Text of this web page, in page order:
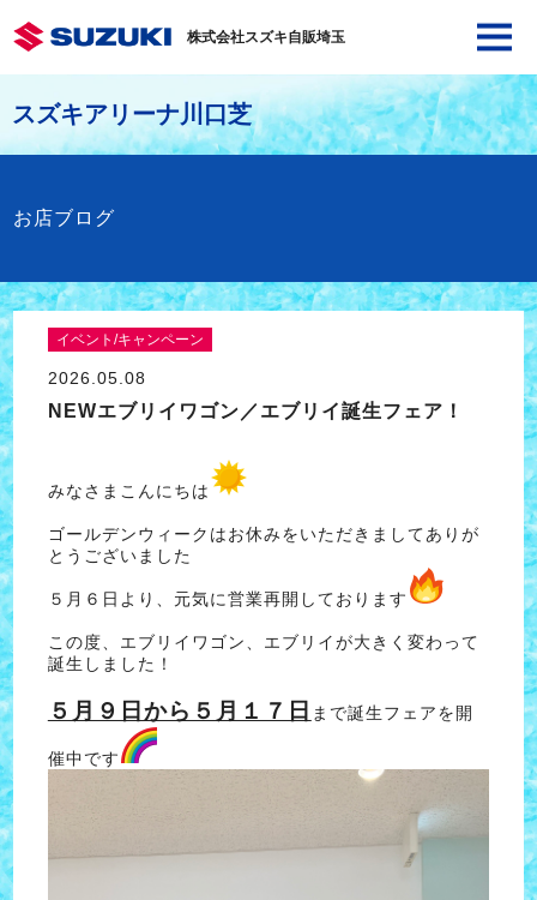
株式会社スズキ自販埼玉
スズキアリーナ川口芝
お店ブログ
イベント/キャンペーン
2026.05.08
NEWエブリイワゴン／エブリイ誕生フェア！
みなさまこんにちは
ゴールデンウィークはお休みをいただきましてありが
とうございました
５月６日より、元気に営業再開しております
この度、エブリイワゴン、エブリイが大きく変わって
誕生しました！
５月９日から５月１７日 まで誕生フェアを開
催中です